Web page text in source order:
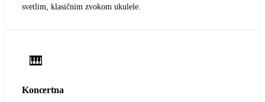
svetlim, klasičnim zvokom ukulele.
🎹
Koncertna